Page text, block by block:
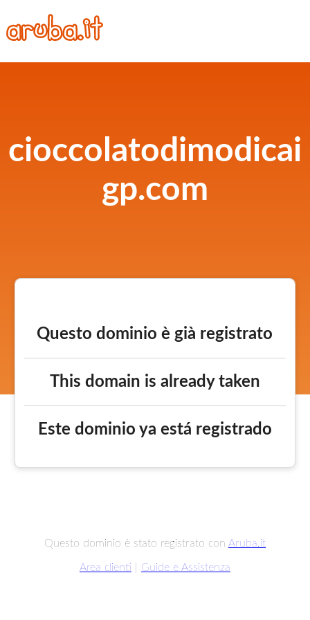
cioccolatodimodicai
gp.com
Questo dominio è già registrato
This domain is already taken
Este dominio ya está registrado
Questo dominio è stato registrato con Aruba.it
Area clienti Guide e Assistenza